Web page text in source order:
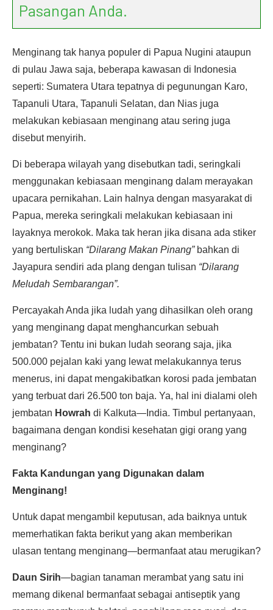
Pasangan Anda.
Menginang tak hanya populer di Papua Nugini ataupun
di pulau Jawa saja, beberapa kawasan di Indonesia
seperti: Sumatera Utara tepatnya di pegunungan Karo,
Tapanuli Utara, Tapanuli Selatan, dan Nias juga
melakukan kebiasaan menginang atau sering juga
disebut menyirih.
Di beberapa wilayah yang disebutkan tadi, seringkali
menggunakan kebiasaan menginang dalam merayakan
upacara pernikahan. Lain halnya dengan masyarakat di
Papua, mereka seringkali melakukan kebiasaan ini
layaknya merokok. Maka tak heran jika disana ada stiker
yang bertuliskan “Dilarang Makan Pinang”bahkan di
Jayapura sendiri ada plang dengan tulisan “Dilarang
Meludah Sembarangan”.
Percayakah Anda jika ludah yang dihasilkan oleh orang
yang menginang dapat menghancurkan sebuah
jembatan? Tentu ini bukan ludah seorang saja, jika
500.000 pejalan kaki yang lewat melakukannya terus
menerus, ini dapat mengakibatkan korosi pada jembatan
yang terbuat dari 26.500 ton baja. Ya, hal ini dialami oleh
jembatan Howrah di Kalkuta—India. Timbul pertanyaan,
bagaimana dengan kondisi kesehatan gigi orang yang
menginang?
Fakta Kandungan yang Digunakan dalam
Menginang!
Untuk dapat mengambil keputusan, ada baiknya untuk
memerhatikan fakta berikut yang akan memberikan
ulasan tentang menginang—bermanfaat atau merugikan?
Daun Sirih—bagian tanaman merambat yang satu ini
memang dikenal bermanfaat sebagai antiseptik yang